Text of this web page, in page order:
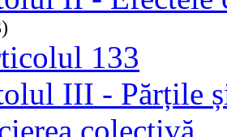
133
III - Părțile
colectivă